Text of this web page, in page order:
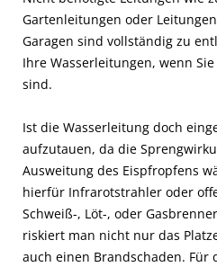
Gartenleitungen oder
Garagen sind vollständig zu
Ihre Wasserleitungen, wenn
sind.
Ist die Wasserleitung doch
aufzutauen, da die
Ausweitung des Eispfropfens
hierfür Infrarotstrahler oder
Schweiß-, Löt-, oder
riskiert man nicht nur das
auch einen Brandschaden. Für